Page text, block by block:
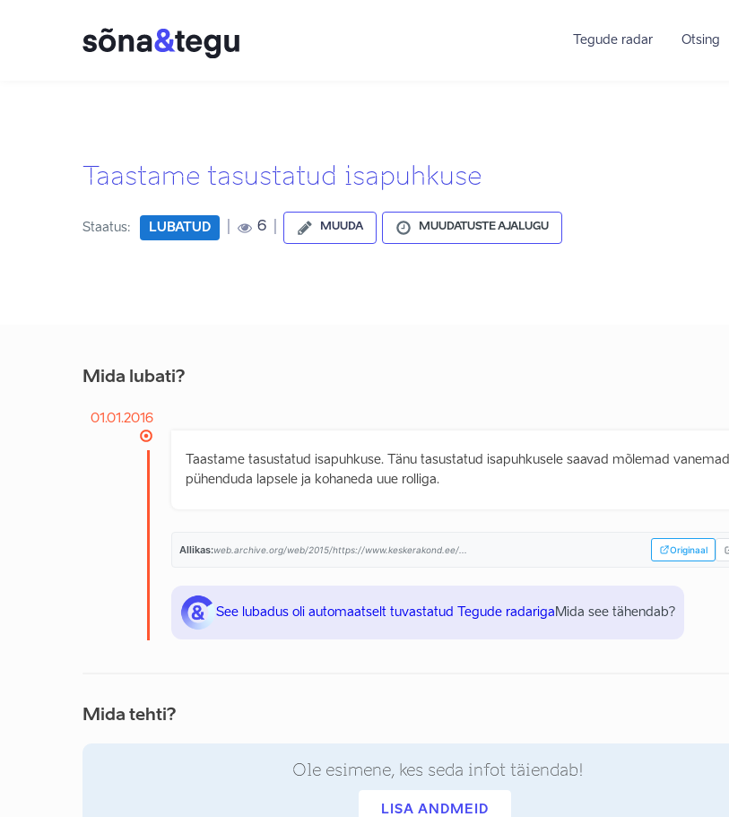
Tegude radar Otsing
Taastame tasustatud isapuhkuse
Staatus: LUBATUD 6 MUUDA MUUDATUSTE AJALUGU
Mida lubati?
01.01.2016
Taastame tasustatud isapuhkuse. Tänu tasustatud isapuhkusele saavad mõlemad vanemad
pühenduda lapsele ja kohaneda uue rolliga.
Allikas:web.archive.org/web/2015/https://www.keskerakond.ee/... Originaal
See lubadus oli automaatselt tuvastatud Tegude radariga Mida see tähendab?
Mida tehti?
Ole esimene, kes seda infot täiendab!
LISA ANDMEID